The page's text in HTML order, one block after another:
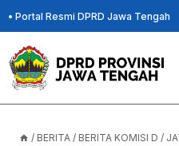
Skip
to
content
• Portal Resmi DPRD Jawa Tengah
/ BERITA / BERITA KOMISI D /